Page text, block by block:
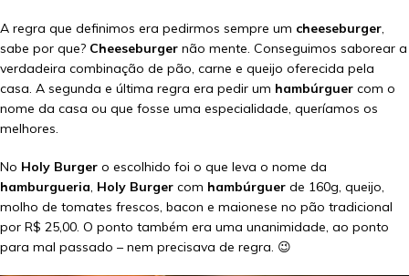
A regra que definimos era pedirmos sempre um cheeseburger,
sabe por que? Cheeseburger não mente. Conseguimos saborear a
verdadeira combinação de pão, carne e queijo oferecida pela
casa. A segunda e última regra era pedir um hambúrguer com o
nome da casa ou que fosse uma especialidade, queríamos os
melhores.
No Holy Burger o escolhido foi o que leva o nome da
hamburgueria, Holy Burger com hambúrguer de 160g, queijo,
molho de tomates frescos, bacon e maionese no pão tradicional
por R$ 25,00. O ponto também era uma unanimidade, ao ponto
para mal passado – nem precisava de regra. 😉